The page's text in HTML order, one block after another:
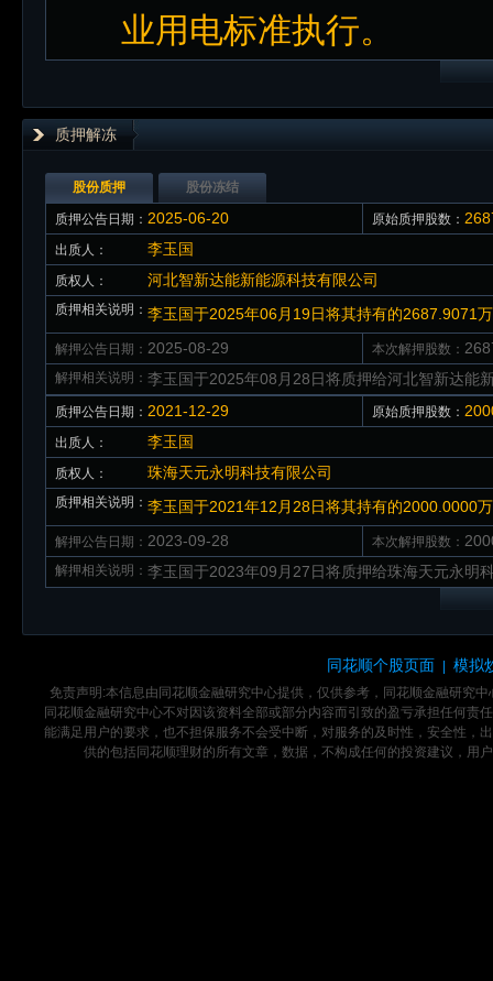
业用电标准执行。
质押解冻
股份质押 股份冻结
质押公告日期： 2025-06-20 原始质押股数：
出质人： 李玉国
质权人： 河北智新达能新能源科技有限公司
质押相关说明： 李玉国于2025年06月19日将其持有的2687.9071
解押公告日期： 2025-08-29 本次解押股数：
解押相关说明： 李玉国于2025年08月28日将质押给河北智新达能
质押公告日期： 2021-12-29 原始质押股数：
出质人： 李玉国
质权人： 珠海天元永明科技有限公司
质押相关说明： 李玉国于2021年12月28日将其持有的2000.0000
解押公告日期： 2023-09-28 本次解押股数：
解押相关说明： 李玉国于2023年09月27日将质押给珠海天元永明
同花顺个股页面 模拟
免责声明:本信息由同花顺金融研究中心提供，仅供参考，同花顺金融研究
同花顺金融研究中心不对因该资料全部或部分内容而引致的盈亏承担任何
能满足用户的要求，也不担保服务不会受中断，对服务的及时性，安全性，
供的包括同花顺理财的所有文章，数据，不构成任何的投资建议，用